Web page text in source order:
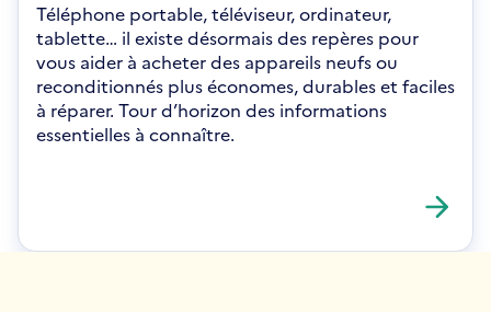
Téléphone portable, téléviseur, ordinateur,
tablette… il existe désormais des repères pour
vous aider à acheter des appareils neufs ou
reconditionnés plus économes, durables et faciles
à réparer. Tour d’horizon des informations
essentielles à connaître.